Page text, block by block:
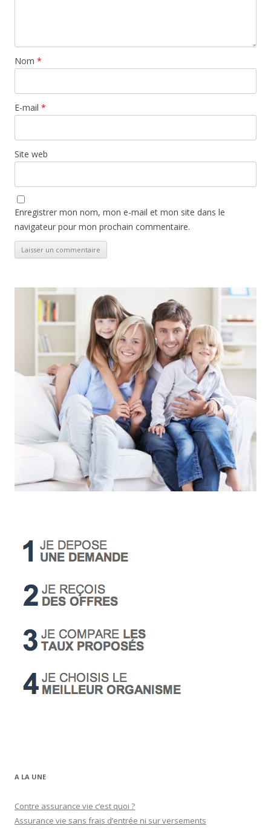
Nom *
E-mail *
Site web
Enregistrer mon nom, mon e-mail et mon site dans le
navigateur pour mon prochain commentaire.
A LA UNE
Contre assurance vie c’est quoi ?
Assurance vie sans frais d’entrée ni sur versements